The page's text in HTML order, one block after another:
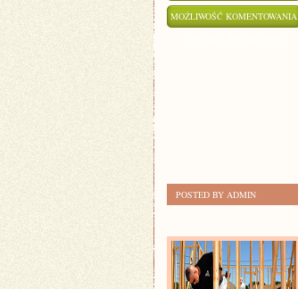
MOŻLIWOŚĆ KOMENTOWANIA
POSTED BY ADMIN